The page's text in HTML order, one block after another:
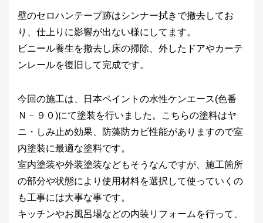
壁のセロハンテープ跡はシンナー拭きで撤去してお
り、仕上りに影響が出ない様にしてます。
ビニール養生を撤去し床の掃除、外したドアやカーテ
ンレールを復旧して完成です。
今回の施工は、日本ペイントの水性ケンエース(色番
Ｎ－９０)にて塗装を行いました。こちらの塗料はヤ
ニ・しみ止め効果、防藻防カビ性能がありますので室
内塗装に最適な塗料です。
室内塗装や外装塗装などもそうなんですが、施工箇所
の部分や状態により使用材料を選択して使っていくの
も工事には大事な事です。
キッチンやお風呂場などの内装リフォームを行って、